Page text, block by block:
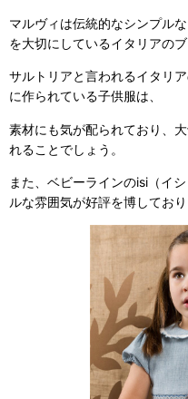
マルヴィは伝統的なシンプル
を大切にしているイタリアのブ
サルトリアと言われるイタリ
に作られている子供服は、
素材にも気が配られており、
れることでしょう。
また、ベビーラインのisi（イ
ルな雰囲気が好評を博しており